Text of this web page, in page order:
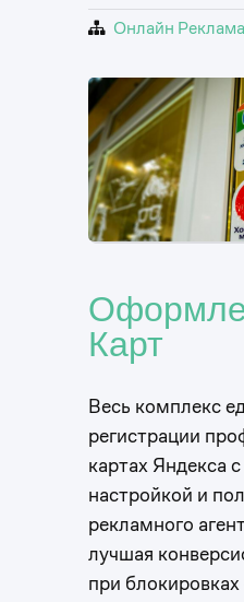
Онлайн Реклама
Карт
Весь комплекс
регистрации
картах Яндекса
настройкой и
рекламного
лучшая
при